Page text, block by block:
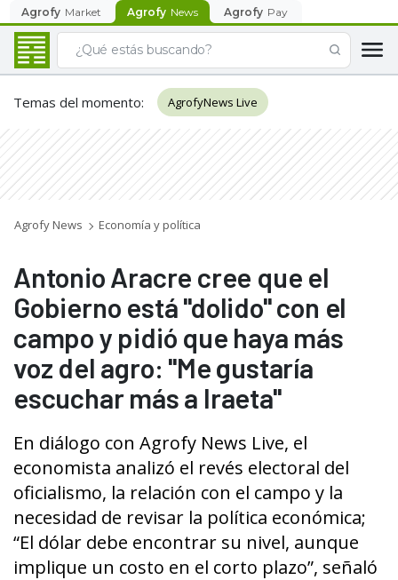
Agrofy Market Agrofy News Agrofy Pay
Temas del momento: AgrofyNews Live
Agrofy News Economía y política
Antonio Aracre cree que el
Gobierno está "dolido" con el
campo y pidió que haya más
voz del agro: "Me gustaría
escuchar más a Iraeta"
En diálogo con Agrofy News Live, el
economista analizó el revés electoral del
oficialismo, la relación con el campo y la
necesidad de revisar la política económica;
“El dólar debe encontrar su nivel, aunque
implique un costo en el corto plazo”, señaló